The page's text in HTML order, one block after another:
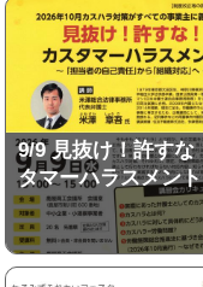
9/9 見抜け！許すな
タマーハラスメント